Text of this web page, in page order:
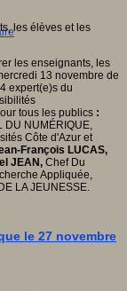
les enseignants, les
13 novembre de
expert(e)s du
tous les publics :
DU NUMÉRIQUE,
Côte d'Azur et
François LUCAS,
JEAN, Chef Du
Appliquée,
LA JEUNESSE.
le 27 novembre